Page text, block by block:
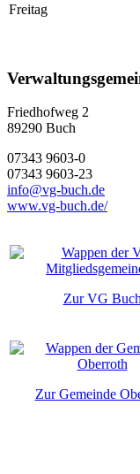
Freitag
Friedhofweg 2
89290 Buch
07343 9603-0
07343 9603-23
info@vg-buch.de
www.vg-buch.de/
Zur VG Buch
Zur Gemeinde